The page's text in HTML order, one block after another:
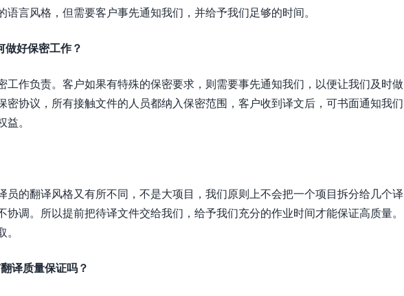
言风格，但需要客户事先通知我们，并给予我们足够的时间。
做好保密工作？
工作负责。客户如果有特殊的保密要求，则需要事先通知我们，以便让我们及时做
密协议，所有接触文件的人员都纳入保密范围，客户收到译文后，可书面通知我们
。
员的翻译风格又有所不同，不是大项目，我们原则上不会把一个项目拆分给几个译
调。所以提前把待译文件交给我们，给予我们充分的作业时间才能保证高质量。
译质量保证吗？